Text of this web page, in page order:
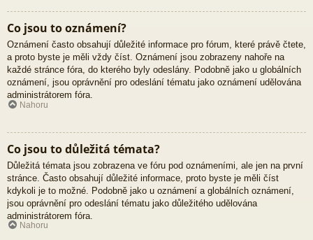
Co jsou to oznámení?
Oznámení často obsahují důležité informace pro fórum, které právě čtete,
a proto byste je měli vždy číst. Oznámení jsou zobrazeny nahoře na
každé stránce fóra, do kterého byly odeslány. Podobně jako u globálních
oznámení, jsou oprávnění pro odeslání tématu jako oznámení udělována
administrátorem fóra.
Nahoru
Co jsou to důležitá témata?
Důležitá témata jsou zobrazena ve fóru pod oznámeními, ale jen na první
stránce. Často obsahují důležité informace, proto byste je měli číst
kdykoli je to možné. Podobně jako u oznámení a globálních oznámení,
jsou oprávnění pro odeslání tématu jako důležitého udělována
administrátorem fóra.
Nahoru